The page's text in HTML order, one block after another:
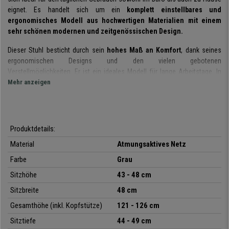
eignet. Es handelt sich um ein komplett einstellbares und
ergonomisches Modell aus hochwertigen Materialien mit einem
sehr schönen modernen und zeitgenössischen Design.
Dieser Stuhl besticht durch sein hohes Maß an Komfort, dank seines
ergonomischen Designs und den vielen gebotenen
Verstellmöglichkeiten. Er ist ein ideales Modell für lange Arbeitstage. In
der Tat ist er für eine intensive tägliche 8h-Nutzung geeignet, was bei
höhenverstellbare Rückenlehne
bietet eine optimale Stütze für Rücken und Lendenbereich und sorgt für
eine gesunde Körperhaltung beim Arbeiten.
weiteres wichtiges Designmerkmal sind die in Höhe und Tiefe
verstellbaren Armlehnen sowie die in Höhe und Winkel verstellbare
in diesem Arbeitsstuhl garantiert.
Mehr anzeigen
Produktdetails:
Material
Atmungsaktives Netz
Farbe
Grau
Sitzhöhe
43 - 48 cm
Sitzbreite
48 cm
Gesamthöhe (inkl. Kopfstütze)
121 - 126 cm
Sitztiefe
44 - 49 cm